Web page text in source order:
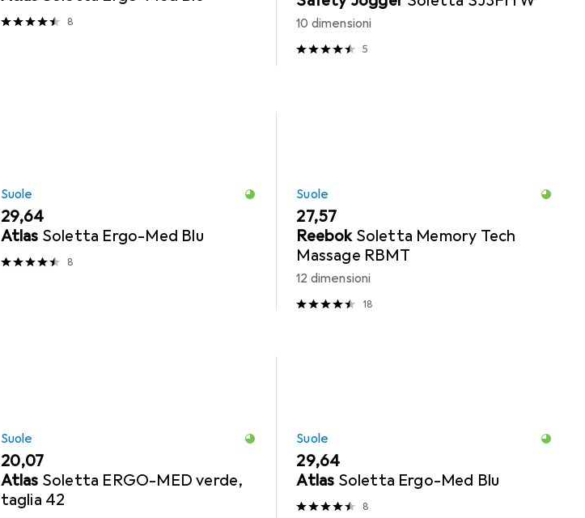
8 10 dimensioni
5
Suole
EUR
29,64
Atlas Soletta Ergo-Med Blu
8
Suole
EUR
27,57
Reebok Soletta Memory Tech
Massage RBMT
12 dimensioni
18
Suole
EUR
20,07
Atlas Soletta ERGO-MED verde,
taglia 42
Suole
EUR
29,64
Atlas Soletta Ergo-Med Blu
8